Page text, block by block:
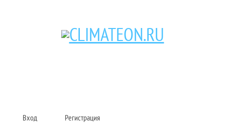
Кондиционеры и сплит-системы, газовые котлы, тепловые завесы, водяные
Вход Регистрация